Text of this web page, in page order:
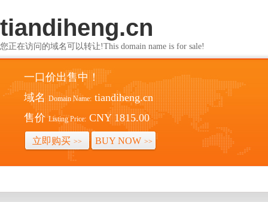
tiandiheng.cn
您正在访问的域名可以转让!This domain name is for sale!
一口价出售中！
域名 Domain Name: tiandiheng.cn
售价 Listing Price: CNY 1815.00
立即购买 >> BUY NOW >>